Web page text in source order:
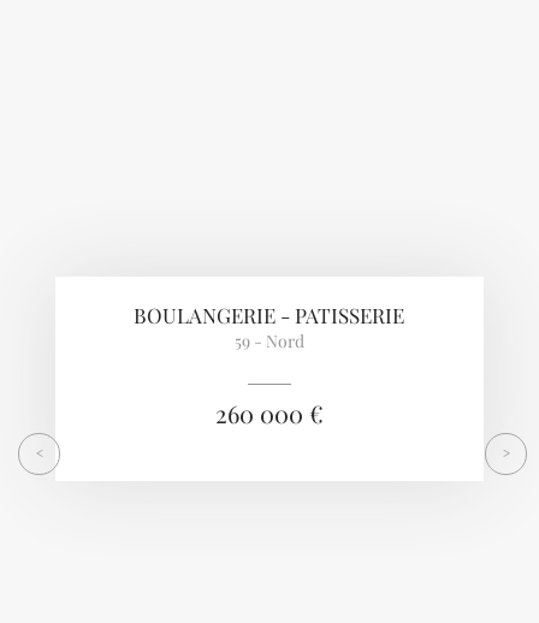
BOULANGERIE - PATISSERIE
59 - Nord
260 000 €
< >